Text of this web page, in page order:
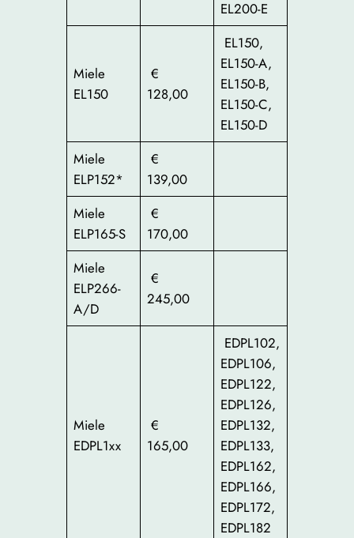
EL200-E
Miele
EL150
€
128,00
EL150,
EL150-A,
EL150-B,
EL150-C,
EL150-D
Miele
ELP152*
€
139,00
Miele
ELP165-S
€
170,00
Miele
ELP266-
A/D
€
245,00
Miele
EDPL1xx
€
165,00
EDPL102,
EDPL106,
EDPL122,
EDPL126,
EDPL132,
EDPL133,
EDPL162,
EDPL166,
EDPL172,
EDPL182